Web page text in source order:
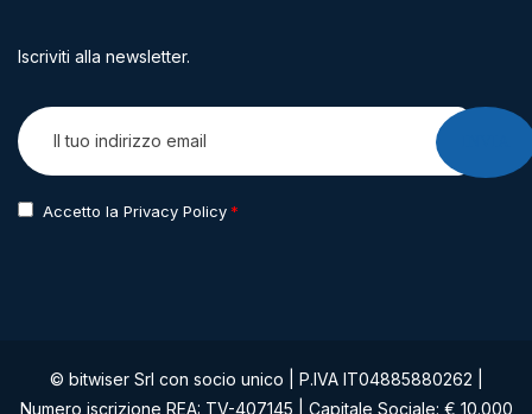
Iscriviti alla newsletter.
Accetto la Privacy Policy
© bitwiser Srl con socio unico | P.IVA IT04885880262 |
Numero iscrizione REA: TV-407145 | Capitale Sociale: € 10.000